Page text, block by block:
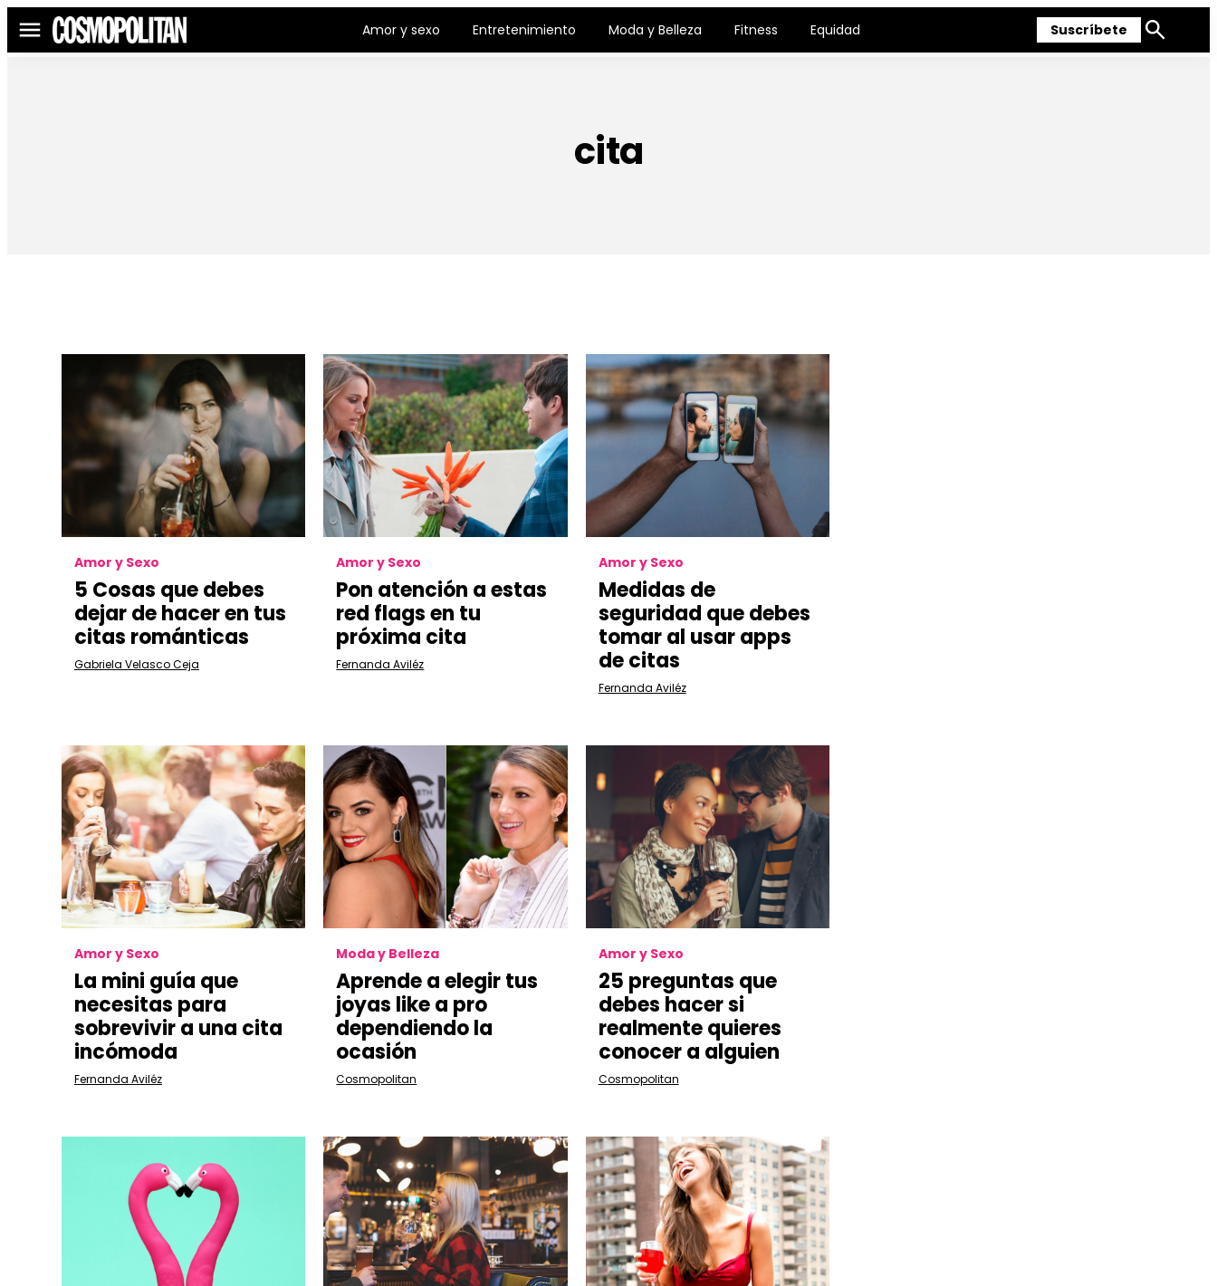
Menú Amor y sexo Entretenimiento Moda y Belleza Fitness Equidad Suscríbete
Mostrar
cita
Amor y Sexo
5 Cosas que debes
dejar de hacer en tus
citas románticas
Gabriela Velasco Ceja
Amor y Sexo
Pon atención a estas
red flags en tu
próxima cita
Fernanda Aviléz
Amor y Sexo
Medidas de
seguridad que debes
tomar al usar apps
de citas
Fernanda Aviléz
Amor y Sexo
La mini guía que
necesitas para
sobrevivir a una cita
incómoda
Fernanda Aviléz
Moda y Belleza
Aprende a elegir tus
joyas like a pro
dependiendo la
ocasión
Cosmopolitan
Amor y Sexo
25 preguntas que
debes hacer si
realmente quieres
conocer a alguien
Cosmopolitan